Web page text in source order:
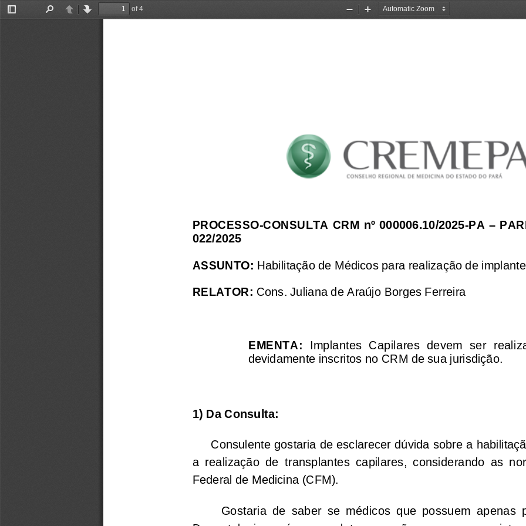
Toggle
PreviousNext
of 4
Zoom
Zoom
PROCESSO-CONSULTA CRM nº 000006.10/2025-PA –
022/2025
Habilitação de Médicos para realização de
ASSUNTO:
Cons. Juliana de Araújo Borges Ferreira
RELATOR:
Implantes  Capilares  devem  ser
EMENTA:
devidamente inscritos no CRM de sua jurisdição.
1) Da Consulta:
Consulente gostaria de esclarecer dúvida sobre a
a  realização  de  transplantes  capilares,  considerando  as
Federal de Medicina (CFM).
Gostaria  de  saber  se  médicos  que  possuem